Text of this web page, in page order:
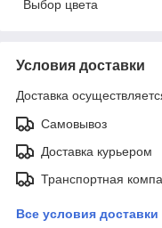
Выбор цвета
Условия доставки
Доставка
Самовывоз
Доставка курьером
Транспортная
Все условия доставки